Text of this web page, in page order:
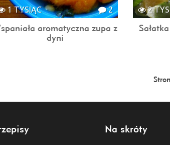
2
1 TYSIĄC
aromatyczna zupa z
dyni
2
Na skróty